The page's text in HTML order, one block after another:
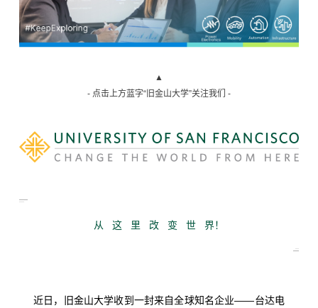
▲
- 点击上方蓝字“旧金山大学”关注我们 -
从 这 里 改 变 世 界！
近日，旧金山大学收到一封来自全球知名企业——台达电